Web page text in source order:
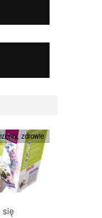
,zdrowie
się